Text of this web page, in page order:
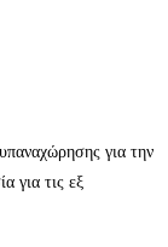
για την
για τις εξ